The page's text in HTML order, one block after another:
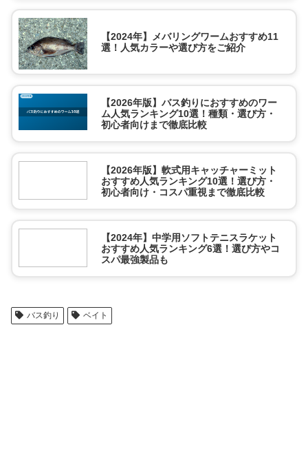
【2024年】メバリングワームおすすめ11
選！人気カラーや選び方をご紹介
【2026年版】バス釣りにおすすめのワー
ム人気ランキング10選！種類・選び方・
初心者向けまで徹底比較
【2026年版】軟式用キャッチャーミット
おすすめ人気ランキング10選！選び方・
初心者向け・コスパ重視まで徹底比較
【2024年】中学用ソフトテニスラケット
おすすめ人気ランキング6選！選び方やコ
スパ最強製品も
バス釣り ベイト